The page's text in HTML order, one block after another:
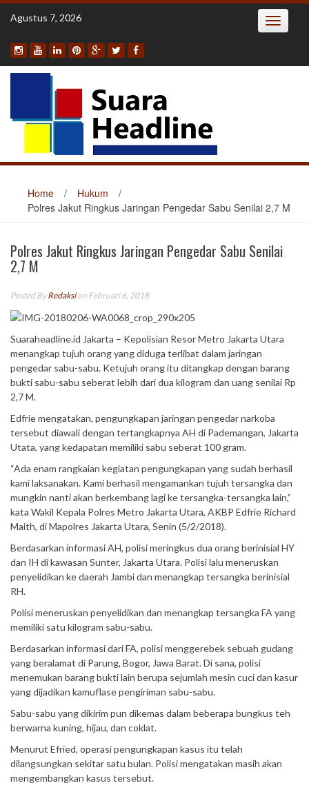
Skip
Agustus 7, 2026 Toggle
Home / Hukum
/
Polres Jakut Ringkus Jaringan Pengedar Sabu Senilai 2,7 M
Polres Jakut Ringkus Jaringan Pengedar Sabu Senilai
2,7 M
Posted ByRedaksion Februari 6, 2018
Suaraheadline.id Jakarta – Kepolisian Resor Metro Jakarta Utara
menangkap tujuh orang yang diduga terlibat dalam jaringan
pengedar sabu-sabu. Ketujuh orang itu ditangkap dengan barang
bukti sabu-sabu seberat lebih dari dua kilogram dan uang senilai Rp
2,7 M.
Edfrie mengatakan, pengungkapan jaringan pengedar narkoba
tersebut diawali dengan tertangkapnya AH di Pademangan, Jakarta
Utata, yang kedapatan memiliki sabu seberat 100 gram.
“Ada enam rangkaian kegiatan pengungkapan yang sudah berhasil
kami laksanakan. Kami berhasil mengamankan tujuh tersangka dan
mungkin nanti akan berkembang lagi ke tersangka-tersangka lain,”
kata Wakil Kepala Polres Metro Jakarta Utara, AKBP Edfrie Richard
Maith, di Mapolres Jakarta Utara, Senin (5/2/2018).
Berdasarkan informasi AH, polisi meringkus dua orang berinisial HY
dan IH di kawasan Sunter, Jakarta Utara. Polisi lalu meneruskan
penyelidikan ke daerah Jambi dan menangkap tersangka berinisial
RH.
Polisi meneruskan penyelidikan dan menangkap tersangka FA yang
memiliki satu kilogram sabu-sabu.
Berdasarkan informasi dari FA, polisi menggerebek sebuah gudang
yang beralamat di Parung, Bogor, Jawa Barat. Di sana, polisi
menemukan barang bukti lain berupa sejumlah mesin cuci dan kasur
yang dijadikan kamuflase pengiriman sabu-sabu.
Sabu-sabu yang dikirim pun dikemas dalam beberapa bungkus teh
berwarna kuning, hijau, dan coklat.
Menurut Efried, operasi pengungkapan kasus itu telah
dilangsungkan sekitar satu bulan. Polisi mengatakan masih akan
mengembangkan kasus tersebut.